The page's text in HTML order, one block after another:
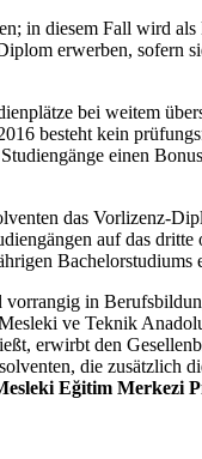
in diesem Fall wird als
erwerben, sofern
bei weitem
besteht kein
einen
das Vorlizenz-
auf das dritte
Bachelorstudiums
in
ve Teknik
erwirbt den
die zusätzlich
Eğitim Merkezi